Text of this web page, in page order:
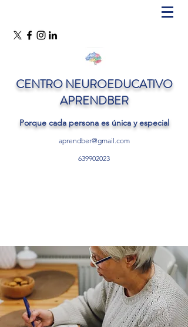
CENTRO NEUROEDUCATIVO
APRENDBER
Porque cada persona es única y especial
aprendber@gmail.com
639902023